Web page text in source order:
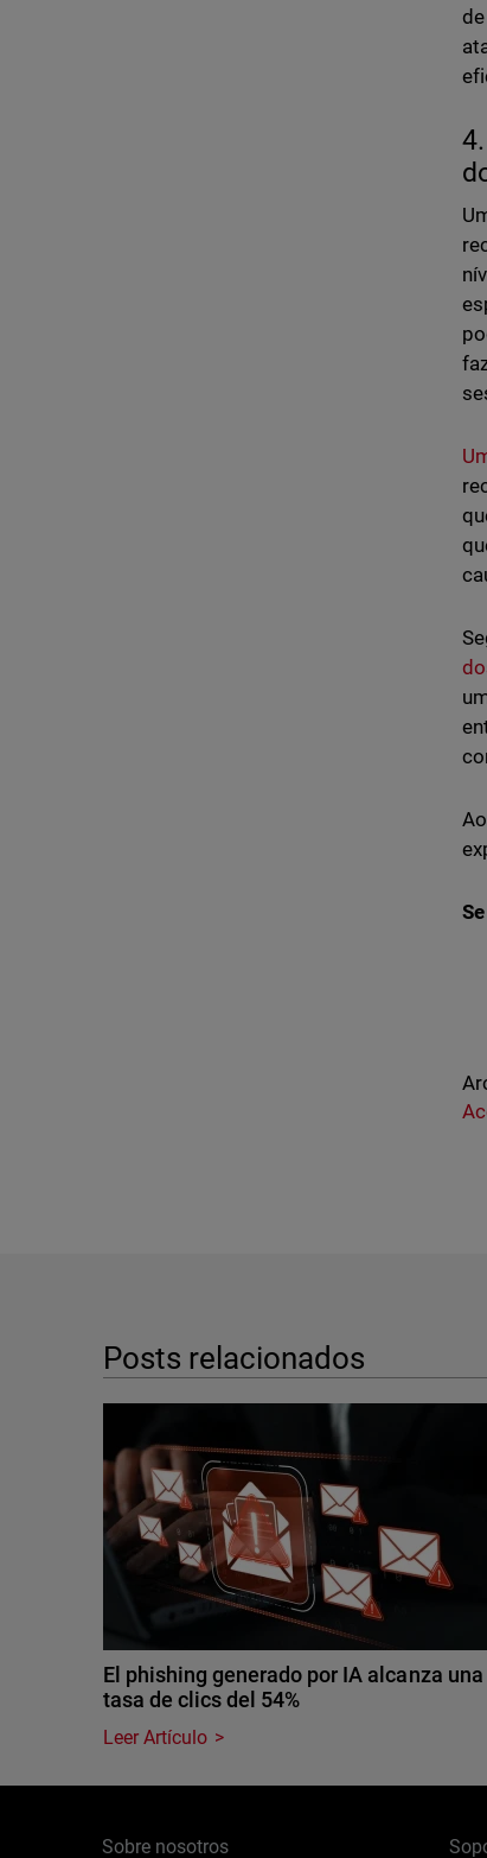
Posts relacionados
El phishing generado por IA alcanza una
tasa de clics del 54%
Leer Artículo
Sobre nosotros